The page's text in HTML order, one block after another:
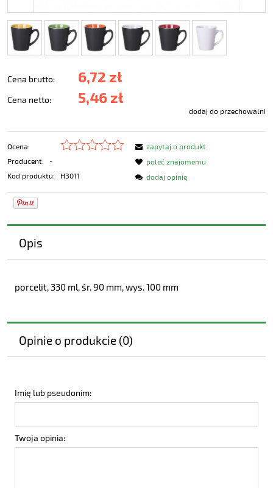
Cena brutto: 6,72 zł
Cena netto: 5,46 zł
dodaj do przechowalni
Ocena:
Producent:
-
Kod produktu:
H3011
zapytaj o produkt
poleć znajomemu
dodaj opinię
Opis
porcelit, 330 ml, śr. 90 mm, wys. 100 mm
Opinie o produkcie (0)
Imię lub pseudonim:
Twoja opinia: